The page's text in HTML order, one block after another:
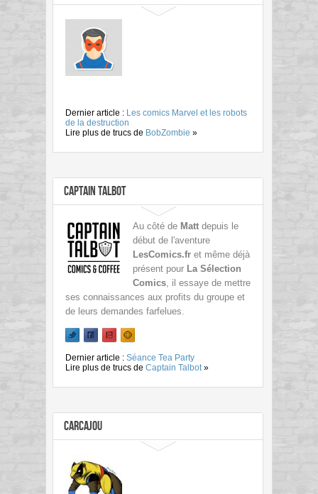
Dernier article : Les comics Marvel et les robots
de la destruction
Lire plus de trucs de BobZombie »
Captain Talbot
Au côté de Matt depuis le
début de l'aventure
LesComics.fr et même déjà
présent pour La Sélection
Comics, il essaye de mettre
ses connaissances aux profits du groupe et
de leurs demandes farfelues.
Dernier article : Séance Tea Party
Lire plus de trucs de Captain Talbot»
Carcajou